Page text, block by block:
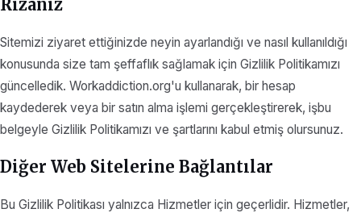
Rızanız
Sitemizi ziyaret ettiğinizde neyin ayarlandığı ve nasıl kullanıldığı
konusunda size tam şeffaflık sağlamak için Gizlilik Politikamızı
güncelledik. Workaddiction.org'u kullanarak, bir hesap
kaydederek veya bir satın alma işlemi gerçekleştirerek, işbu
belgeyle Gizlilik Politikamızı ve şartlarını kabul etmiş olursunuz.
Diğer Web Sitelerine Bağlantılar
Bu Gizlilik Politikası yalnızca Hizmetler için geçerlidir. Hizmetler,